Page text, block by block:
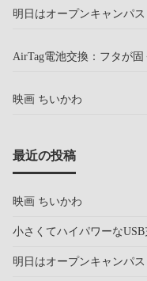
明日はオープンキャンパス
AirTag電池交換：フタが
映画 ちいかわ
最近の投稿
映画 ちいかわ
小さくてハイパワーな
明日はオープンキャンパス